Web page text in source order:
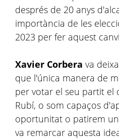
després de 20 anys
importància de les
2023 per fer aquest
Xavier Corbera va
que l'única manera de
per votar el seu partit el
Rubí, o som capaços
oportunitat o patirem
va remarcar aquesta